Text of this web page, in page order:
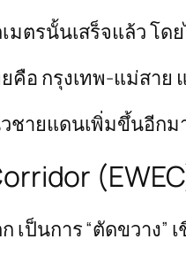
มตรนั้นเสร็จแล้ว โ
ยคือ กรุงเทพ-แม่ส
ชายแดนเพิ่มขึ้นอีก
เป็นการ “ตัดขวาง